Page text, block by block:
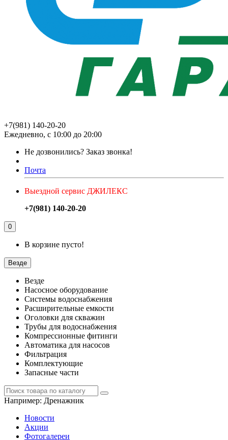
+7(981) 140-20-20
Ежедневно, с 10:00 до 20:00
Не дозвонились? Заказ звонка!
Почта
Выездной сервис ДЖИЛЕКС
+7(981) 140-20-20
0
В корзине пусто!
Везде
Везде
Насосное оборудование
Системы водоснабжения
Расширительные емкости
Оголовки для скважин
Трубы для водоснабжения
Компрессионные фитинги
Автоматика для насосов
Фильтрация
Комплектующие
Запасные части
Например: Дренажник
Новости
Акции
Фотогалереи